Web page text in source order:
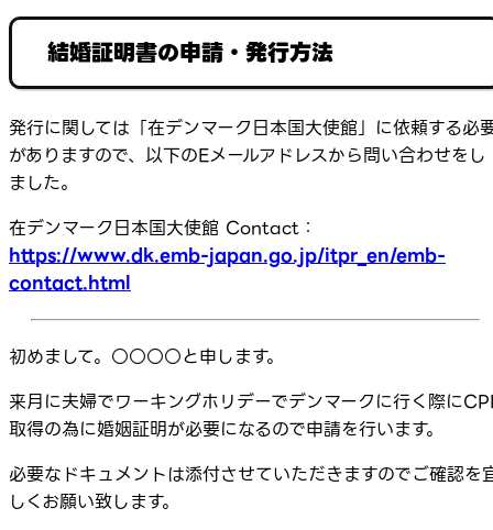
結婚証明書の申請・発行方法
発行に関しては「在デンマーク日本国大使館」に依頼する必
がありますので、以下のEメールアドレスから問い合わせをし
ました。
在デンマーク日本国大使館 Contact：
https://www.dk.emb-japan.go.jp/itpr_en/emb-
contact.html
初めまして。○○○○と申します。
来月に夫婦でワーキングホリデーでデンマークに行く際に
取得の為に婚姻証明が必要になるので申請を行います。
必要なドキュメントは添付させていただきますのでご確認を
しくお願い致します。